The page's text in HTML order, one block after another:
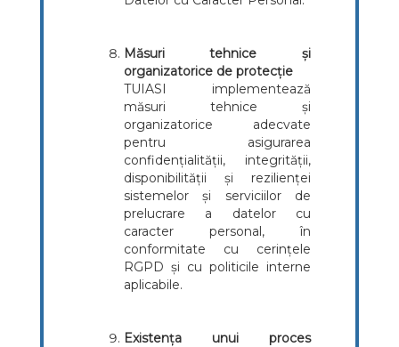
Măsuri tehnice și
organizatorice de protecție
TUIASI implementează
măsuri tehnice și
organizatorice adecvate
pentru asigurarea
confidențialității, integrității,
disponibilității și rezilienței
sistemelor și serviciilor de
prelucrare a datelor cu
caracter personal, în
conformitate cu cerințele
RGPD și cu politicile interne
aplicabile.
Existența unui proces